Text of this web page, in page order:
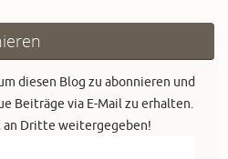
diesen Blog zu abonnieren und
Beiträge via E-Mail zu erhalten.
an Dritte weitergegeben!